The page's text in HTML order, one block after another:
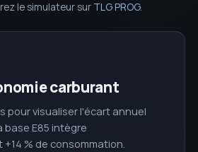
le simulateur sur TLG PROG.
carburant
pour visualiser l'écart annuel
base E85 intègre
% de consommation.